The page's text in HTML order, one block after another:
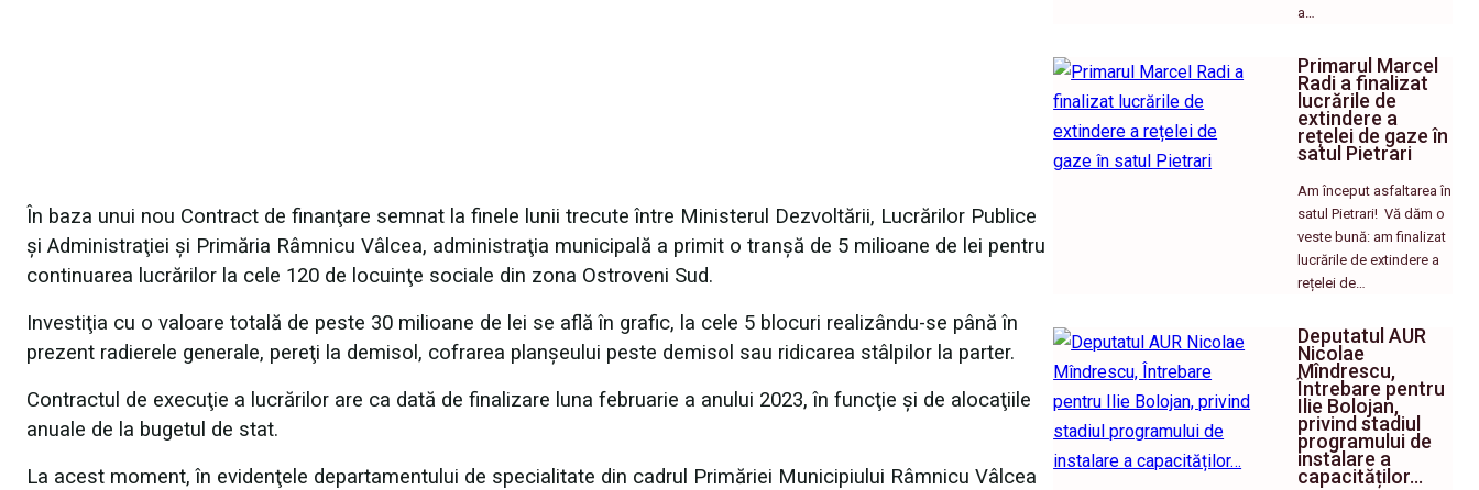
În baza unui nou Contract de finanţare semnat la finele lunii trecute între Ministerul Dezvoltării, Lucrărilor Publice
şi Administraţiei şi Primăria Râmnicu Vâlcea, administraţia municipală a primit o tranşă de 5 milioane de lei pentru
continuarea lucrărilor la cele 120 de locuinţe sociale din zona Ostroveni Sud.
Investiţia cu o valoare totală de peste 30 milioane de lei se află în grafic, la cele 5 blocuri realizându-se până în
prezent radierele generale, pereţi la demisol, cofrarea planşeului peste demisol sau ridicarea stâlpilor la parter.
Contractul de execuţie a lucrărilor are ca dată de finalizare luna februarie a anului 2023, în funcţie şi de alocaţiile
anuale de la bugetul de stat.
La acest moment, în evidenţele departamentului de specialitate din cadrul Primăriei Municipiului Râmnicu Vâlcea
a…
Primarul Marcel
Radi a finalizat
lucrările de
extindere a
rețelei de gaze în
satul Pietrari
Am început asfaltarea în
satul Pietrari! ​ Vă dăm o
veste bună: am finalizat
lucrările de extindere a
rețelei de…
Deputatul AUR
Nicolae
Mîndrescu,
Întrebare pentru
Ilie Bolojan,
privind stadiul
programului de
instalare a
capacităților…